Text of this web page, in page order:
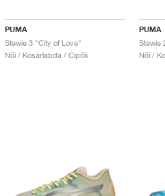
PUMA
Stewie 3 "City of Love"
Női / Kosárlabda / Cipők
PUMA
Stewie
Női /